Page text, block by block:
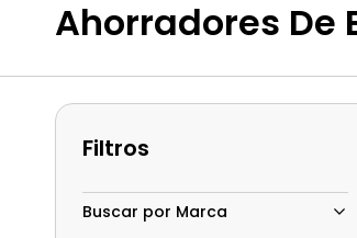
Ahorradores De
Filtros
Buscar por Marca